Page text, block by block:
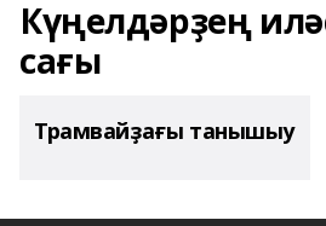
Күңелдәрҙең
сағы
Трамвайҙағы танышыу